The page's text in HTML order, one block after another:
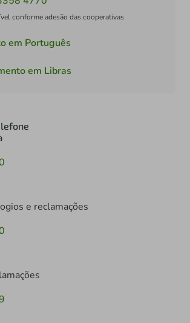
conforme adesão das cooperativas
em Português
em Libras
e reclamações